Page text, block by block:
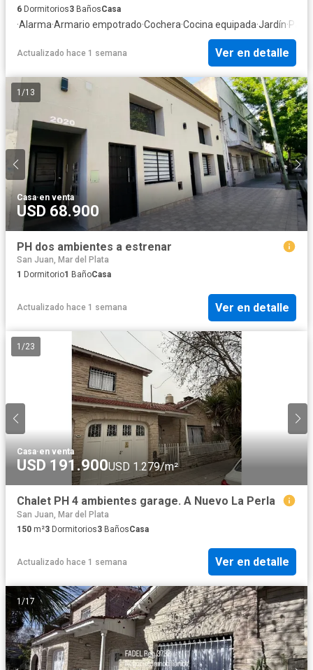
6 Dormitorios3 BañosCasa
·Alarma·Armario empotrado·Cochera·Cocina equipada·Jardín·
Actualizado hace 1 semana Ver en detalle
1 /13
Casa·en venta
USD 68.900
PH dos ambientes a estrenar
San Juan, Mar del Plata
1 Dormitorio1 BañoCasa
Actualizado hace 1 semana Ver en detalle
1 /23
Casa·en venta
USD 191.900USD 1.279/m²
Chalet PH 4 ambientes garage. A Nuevo La Perla
San Juan, Mar del Plata
150 m²3 Dormitorios3 BañosCasa
Actualizado hace 1 semana Ver en detalle
1 /17